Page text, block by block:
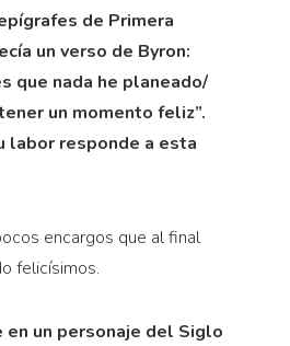
de Primera
un verso de Byron:
que nada he planeado/
un momento feliz”.
labor responde a esta
encargos que al final
felicísimos.
un personaje del Siglo